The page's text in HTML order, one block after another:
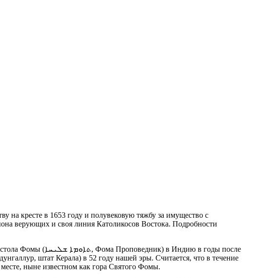
на кресте в 1653 году и полувековую тяжбу за имущество с
верующих и своя линия Католикосов Востока. Подробности
Фомы (ܬܐܘܡܐ ܫܠܝܚܐ, Фома Проповедник) в Индию в годы после
штат Керала) в 52 году нашей эры. Считается, что в течение
ныне известном как гора Святого Фомы.